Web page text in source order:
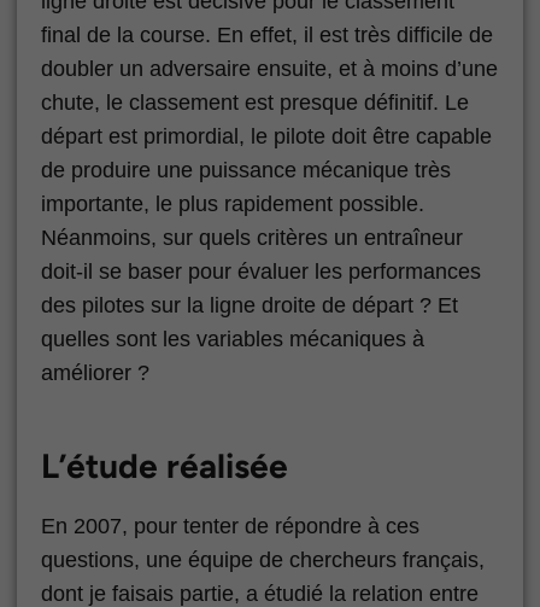
final de la course. En effet, il est très difficile de
doubler un adversaire ensuite, et à moins d’une
chute, le classement est presque définitif. Le
départ est primordial, le pilote doit être capable
de produire une puissance mécanique très
importante, le plus rapidement possible.
Néanmoins, sur quels critères un entraîneur
doit-il se baser pour évaluer les performances
des pilotes sur la ligne droite de départ ? Et
quelles sont les variables mécaniques à
améliorer ?
L’étude réalisée
En 2007, pour tenter de répondre à ces
questions, une équipe de chercheurs français,
dont je faisais partie, a étudié la relation entre